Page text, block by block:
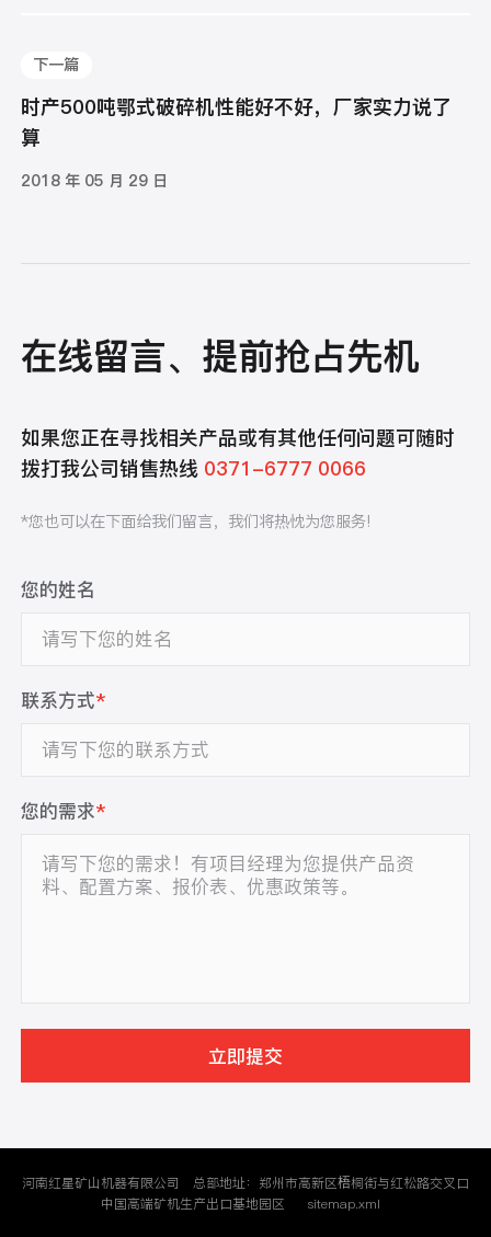
下一篇
时产500吨鄂式破碎机性能好不好，厂家实力说了
算
2018 年 05 月 29 日
在线留言、提前抢占先机
如果您正在寻找相关产品或有其他任何问题可随时
拨打我公司销售热线 0371-6777 0066
*您也可以在下面给我们留言，我们将热忱为您服务!
您的姓名
联系方式*
您的需求*
立即提交
河南红星矿山机器有限公司
总部地址：郑州市高新区梧桐街与红松路交叉口
中国高端矿机生产出口基地园区
sitemap.xml